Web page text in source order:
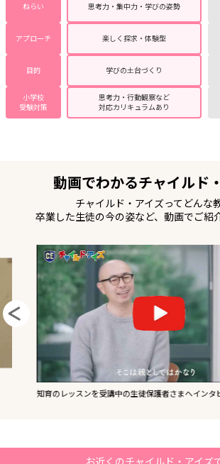
ねらい 思考力・集中力・学びの姿勢
アプローチ 楽しく探求・体験型
目的 学びの土台づくり
小学校
受験対策
思考力・行動観察など
対応カリキュラムあり
動画でわかるチャイルド
チャイルド・アイズってどんな
卒業した生徒の今の姿など、動画でご紹
知育のレッスンを受講中の生徒保護者さまへインタ
お近くのチャイルド・アイズで